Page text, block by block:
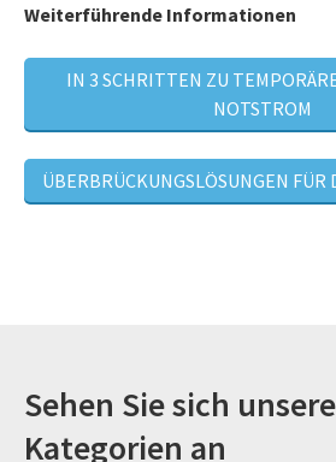
Weiterführende Informationen
IN 3 SCHRITTEN ZU
NOTSTROM
ÜBERBRÜCKUNGSLÖSUNGEN FÜR
Sehen Sie sich
Kategorien an